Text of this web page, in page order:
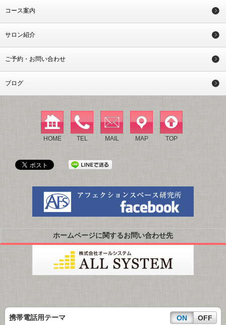
コース案内
サロン紹介
ご予約・お問い合わせ
ブログ
HOME TEL MAIL MAP TOP
ホームページに関するお問い合わせ先
携帯電話用テーマ ON OFF